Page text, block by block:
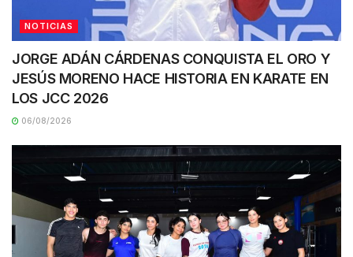
NOTICIAS
JORGE ADÁN CÁRDENAS CONQUISTA EL ORO Y
JESÚS MORENO HACE HISTORIA EN KARATE EN
LOS JCC 2026
06/08/2026